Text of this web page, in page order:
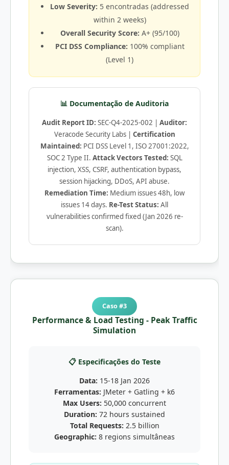
Low Severity: 5 encontradas (addressed
within 2 weeks)
Overall Security Score: A+ (95/100)
PCI DSS Compliance: 100% compliant
(Level 1)
📊 Documentação de Auditoria
Audit Report ID: SEC-Q4-2025-002 | Auditor:
Veracode Security Labs | Certification
Maintained: PCI DSS Level 1, ISO 27001:2022,
SOC 2 Type II. Attack Vectors Tested: SQL
injection, XSS, CSRF, authentication bypass,
session hijacking, DDoS, API abuse.
Remediation Time: Medium issues 48h, low
issues 14 days. Re-Test Status: All
vulnerabilities confirmed fixed (Jan 2026 re-
scan).
Caso #3
Performance & Load Testing - Peak Traffic
Simulation
📋 Especificações do Teste
Data: 15-18 Jan 2026
Ferramentas: JMeter + Gatling + k6
Max Users: 50,000 concurrent
Duration: 72 hours sustained
Total Requests: 2.5 billion
Geographic: 8 regions simultâneas